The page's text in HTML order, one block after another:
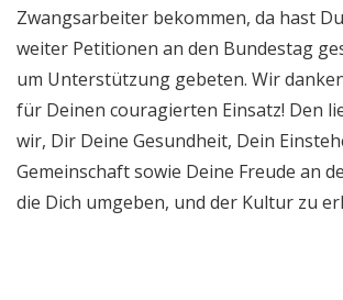
Zwangsarbeiter bekommen, da hast
weiter Petitionen an den Bundestag
um Unterstützung gebeten. Wir
für Deinen couragierten Einsatz! Den
wir, Dir Deine Gesundheit, Dein
Gemeinschaft sowie Deine Freude an
die Dich umgeben, und der Kultur zu